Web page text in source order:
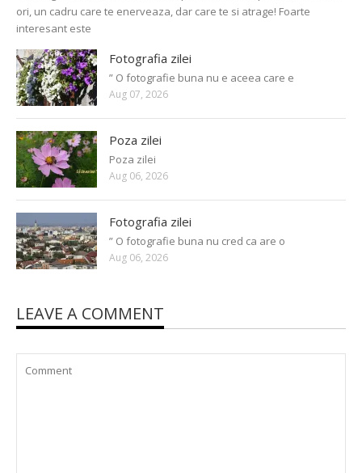
ori, un cadru care te enerveaza, dar care te si atrage! Foarte
interesant este
Fotografia zilei
” O fotografie buna nu e aceea care e
Aug 07, 2026
Poza zilei
Poza zilei
Aug 06, 2026
Fotografia zilei
” O fotografie buna nu cred ca are o
Aug 06, 2026
LEAVE A COMMENT